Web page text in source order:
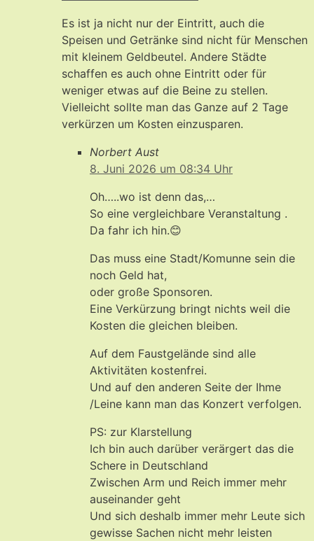
Es ist ja nicht nur der Eintritt, auch die
Speisen und Getränke sind nicht für Menschen
mit kleinem Geldbeutel. Andere Städte
schaffen es auch ohne Eintritt oder für
weniger etwas auf die Beine zu stellen.
Vielleicht sollte man das Ganze auf 2 Tage
verkürzen um Kosten einzusparen.
Norbert Aust
8. Juni 2026 um 08:34 Uhr
Oh…..wo ist denn das,…
So eine vergleichbare Veranstaltung .
Da fahr ich hin.😊
Das muss eine Stadt/Komunne sein die
noch Geld hat,
oder große Sponsoren.
Eine Verkürzung bringt nichts weil die
Kosten die gleichen bleiben.
Auf dem Faustgelände sind alle
Aktivitäten kostenfrei.
Und auf den anderen Seite der Ihme
/Leine kann man das Konzert verfolgen.
PS: zur Klarstellung
Ich bin auch darüber verärgert das die
Schere in Deutschland
Zwischen Arm und Reich immer mehr
auseinander geht
Und sich deshalb immer mehr Leute sich
gewisse Sachen nicht mehr leisten